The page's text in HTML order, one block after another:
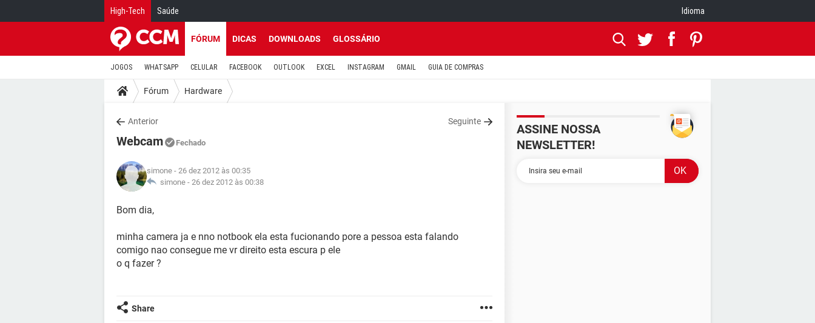
High-Tech Saúde Idioma
FÓRUM DICAS DOWNLOADS GLOSSÁRIO
JOGOS WHATSAPP CELULAR FACEBOOK OUTLOOK EXCEL INSTAGRAM GMAIL GUIA DE COMPRAS
Fórum Hardware
Anterior Seguinte
Webcam Fechado
simone - 26 dez 2012 às 00:35
simone - 26 dez 2012 às 00:38
Bom dia,
minha camera ja e nno notbook ela esta fucionando pore a pessoa esta falando
comigo nao consegue me vr direito esta escura p ele
o q fazer ?
Share
ASSINE NOSSA
NEWSLETTER!